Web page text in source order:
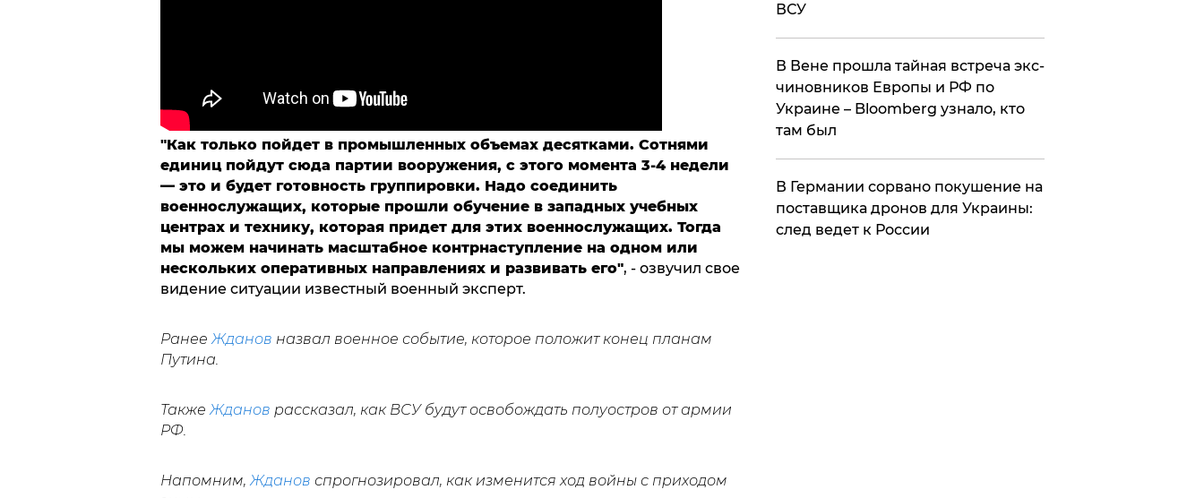
"Как только пойдет в промышленных объемах десятками. Сотнями
единиц пойдут сюда партии вооружения, с этого момента 3-4 недели
— это и будет готовность группировки. Надо соединить
военнослужащих, которые прошли обучение в западных учебных
центрах и технику, которая придет для этих военнослужащих. Тогда
мы можем начинать масштабное контрнаступление на одном или
нескольких оперативных направлениях и развивать его", - озвучил свое
видение ситуации известный военный эксперт.
Ранее Жданов назвал военное событие, которое положит конец планам
Путина.
Также Жданов рассказал, как ВСУ будут освобождать полуостров от армии
РФ.
Напомним, Жданов спрогнозировал, как изменится ход войны с приходом
ВСУ
В Вене прошла тайная встреча экс-
чиновников Европы и РФ по
Украине – Bloomberg узнало, кто
там был
​В Германии сорвано покушение на
поставщика дронов для Украины:
след ведет к России